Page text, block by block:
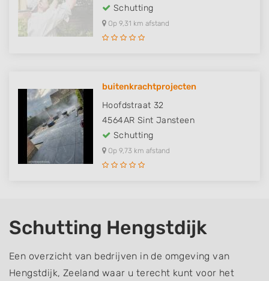
Schutting
Op 9,31 km afstand
buitenkrachtprojecten
Hoofdstraat 32
4564AR Sint Jansteen
Schutting
Op 9,73 km afstand
Schutting Hengstdijk
Een overzicht van bedrijven in de omgeving van
Hengstdijk, Zeeland waar u terecht kunt voor het